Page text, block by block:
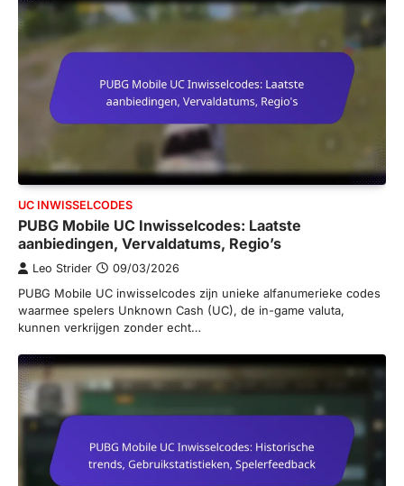
UC INWISSELCODES
PUBG Mobile UC Inwisselcodes: Laatste
aanbiedingen, Vervaldatums, Regio’s
Leo Strider 09/03/2026
PUBG Mobile UC inwisselcodes zijn unieke alfanumerieke codes
waarmee spelers Unknown Cash (UC), de in-game valuta,
kunnen verkrijgen zonder echt…